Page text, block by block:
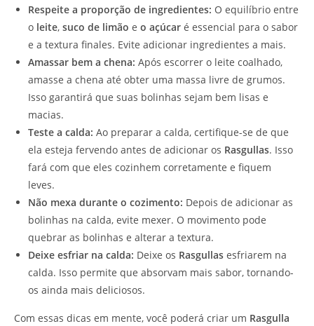
Respeite a proporção de ingredientes: O equilíbrio entre
o leite, suco de limão e o açúcar é essencial para o sabor
e a textura finales. Evite adicionar ingredientes a mais.
Amassar bem a chena: Após escorrer o leite coalhado,
amasse a chena até obter uma massa livre de grumos.
Isso garantirá que suas bolinhas sejam bem lisas e
macias.
Teste a calda: Ao preparar a calda, certifique-se de que
ela esteja fervendo antes de adicionar os Rasgullas. Isso
fará com que eles cozinhem corretamente e fiquem
leves.
Não mexa durante o cozimento: Depois de adicionar as
bolinhas na calda, evite mexer. O movimento pode
quebrar as bolinhas e alterar a textura.
Deixe esfriar na calda: Deixe os Rasgullas esfriarem na
calda. Isso permite que absorvam mais sabor, tornando-
os ainda mais deliciosos.
Com essas dicas em mente, você poderá criar um Rasgulla